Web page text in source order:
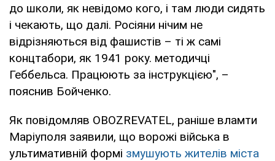
до школи, як невідомо кого, і там люди сидять
і чекають, що далі. Росіяни нічим не
відрізняються від фашистів – ті ж самі
концтабори, як 1941 року. методичці
Геббельса. Працюють за інструкцією", –
пояснив Бойченко.
Як повідомляв OBOZREVATEL, раніше вламти
Маріуполя заявили, що ворожі війська в
ультимативній формі змушують жителів міста